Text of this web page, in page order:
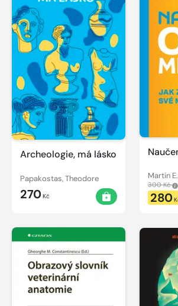
Archeologie, má lásko
Papakostas, Theodore
270Kč
Martin
300 Kč
280